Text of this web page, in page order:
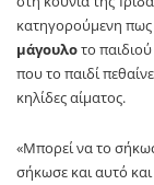
κατηγορούμενη πως
μάγουλοτο
που το παιδί
κηλίδες αίματος.
«Μπορεί να το
σήκωσε και αυτό